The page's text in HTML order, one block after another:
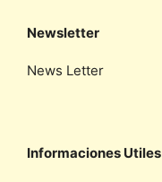
Newsletter
News Letter
Informaciones Utiles